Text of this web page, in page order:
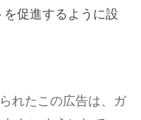
促進するように設
れたこの広告は、ガ